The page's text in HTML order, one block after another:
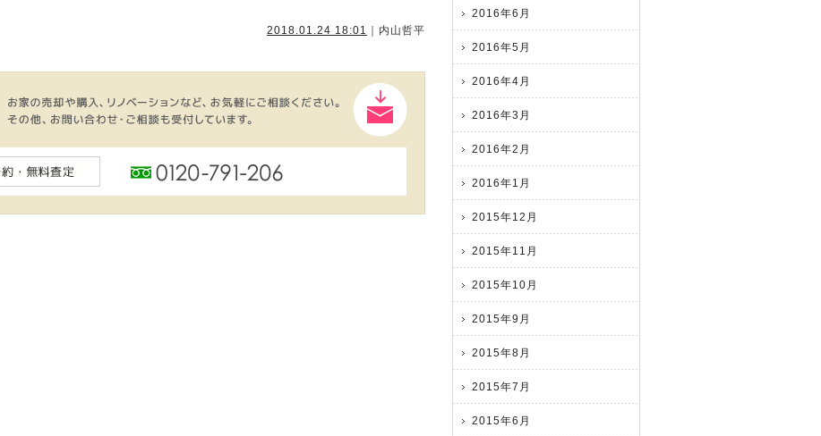
2018.01.24 18:01 ｜内山哲平
2016年6月
2016年5月
2016年4月
2016年3月
2016年2月
2016年1月
2015年12月
2015年11月
2015年10月
2015年9月
2015年8月
2015年7月
2015年6月